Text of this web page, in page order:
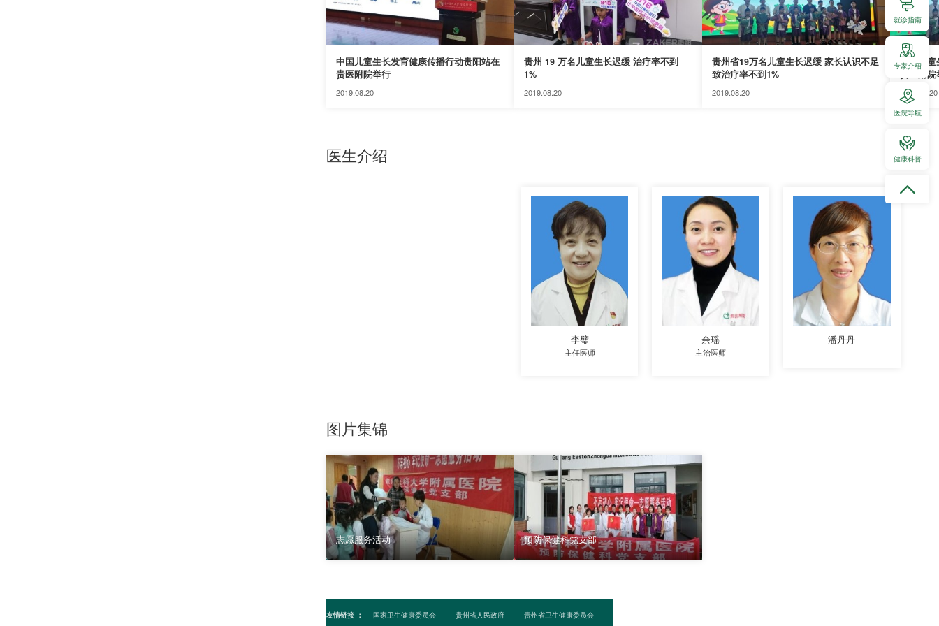
中国儿童生长发育健康传播行动贵阳站在
贵医附院举行
2019.08.20
贵州 19 万名儿童生长迟缓 治疗率不到
1%
2019.08.20
贵州省19万名儿童生长迟缓 家长认识不足
致治疗率不到1%
2019.08.20
中国儿童
贵医附
2019.08.20
医生介绍
李璧
主任医师
余瑶
主治医师
潘丹丹
图片集锦
志愿服务活动 预防保健科党支部
友情链接 ： 国家卫生健康委员会 贵州省人民政府 贵州省卫生健康委员会
就诊指南
专家介绍
医院导航
健康科普